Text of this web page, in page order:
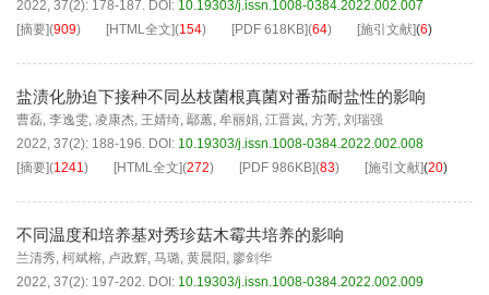
2022, 37(2): 178-187. DOI: 10.19303/j.issn.1008-0384.2022.002.007
[摘要](909) [HTML全文](154) [PDF 618KB](64) [施引文献](6)
盐渍化胁迫下接种不同丛枝菌根真菌对番茄耐盐性的影响
曹磊, 李逸雯, 凌康杰, 王婧绮, 鄢蕙, 牟丽娟, 江晋岚, 方芳, 刘瑞强
2022, 37(2): 188-196. DOI: 10.19303/j.issn.1008-0384.2022.002.008
[摘要](1241) [HTML全文](272) [PDF 986KB](83) [施引文献](20)
不同温度和培养基对秀珍菇木霉共培养的影响
兰清秀, 柯斌榕, 卢政辉, 马璐, 黄晨阳 , 廖剑华
2022, 37(2): 197-202. DOI: 10.19303/j.issn.1008-0384.2022.002.009